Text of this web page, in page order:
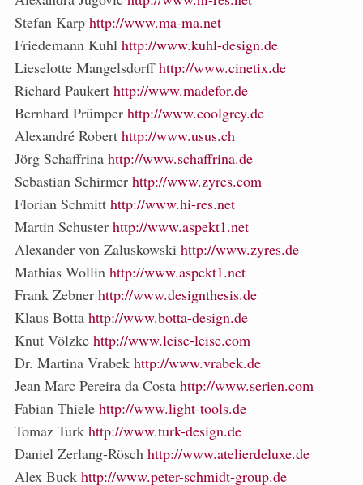
Stefan Karp http://www.ma-ma.net
Friedemann Kuhl http://www.kuhl-design.de
Lieselotte Mangelsdorffhttp://www.cinetix.de
Richard Paukert http://www.madefor.de
Bernhard Prümper http://www.coolgrey.de
Alexandré Robert http://www.usus.ch
Jörg Schaffrina http://www.schaffrina.de
Sebastian Schirmer http://www.zyres.com
Florian Schmitt http://www.hi-res.net
Martin Schuster http://www.aspekt1.net
Alexander von Zaluskowski http://www.zyres.de
Mathias Wollin http://www.aspekt1.net
Frank Zebner http://www.designthesis.de
Klaus Botta http://www.botta-design.de
Knut Völzke http://www.leise-leise.com
Dr. Martina Vrabek http://www.vrabek.de
Jean Marc Pereira da Costa http://www.serien.com
Fabian Thiele http://www.light-tools.de
Tomaz Turk http://www.turk-design.de
Daniel Zerlang-Rösch http://www.atelierdeluxe.de
Alex Buck http://www.peter-schmidt-group.de